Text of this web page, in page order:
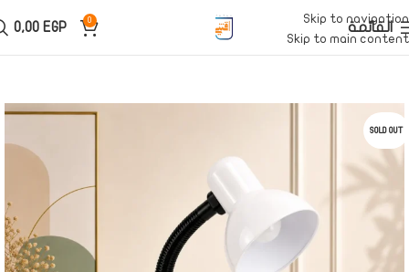
Skip to navigation
Skip to main content
القائمة 0
0,00 EGP
SOLD OUT